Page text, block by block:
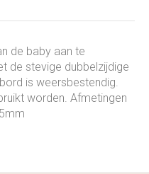
de baby aan te
de stevige dubbelzijdige
is weersbestendig.
worden. Afmetingen